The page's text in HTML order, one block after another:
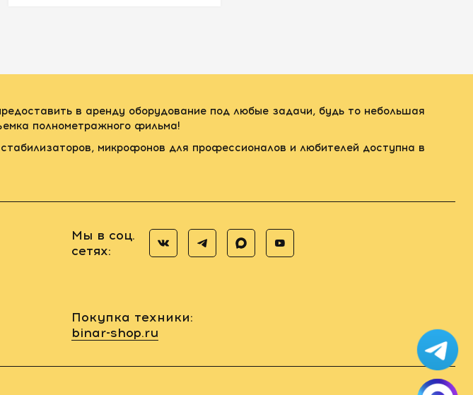
в аренду оборудование под любые задачи, будь то небольшая
полнометражного фильма!
микрофонов для профессионалов и любителей доступна в
Мы в соц.
сетях:
Покупка техники:
binar-shop.ru